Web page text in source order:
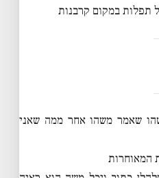
תפלות במקום קרבנות
שאמר משהו אחר ממה שאני
המאוחרות